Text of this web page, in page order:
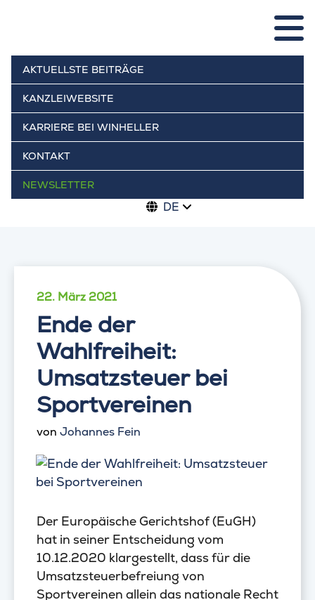
AKTUELLSTE BEITRÄGE
KANZLEIWEBSITE
KARRIERE BEI WINHELLER
KONTAKT
NEWSLETTER
DE
22. März 2021
Ende der
Wahlfreiheit:
Umsatzsteuer bei
Sportvereinen
von Johannes Fein
Der Europäische Gerichtshof (EuGH)
hat in seiner Entscheidung vom
10.12.2020 klargestellt, dass für die
Umsatzsteuerbefreiung von
Sportvereinen allein das nationale Recht